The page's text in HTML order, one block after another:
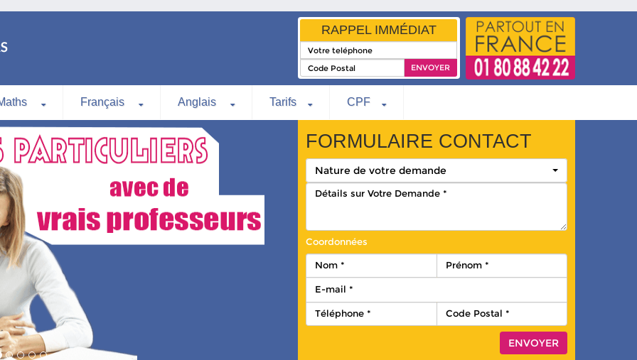
RAPPEL IMMÉDIAT
Français Anglais Tarifs CPF
FORMULAIRE CONTACT
Nature de votre demande
Coordonnées